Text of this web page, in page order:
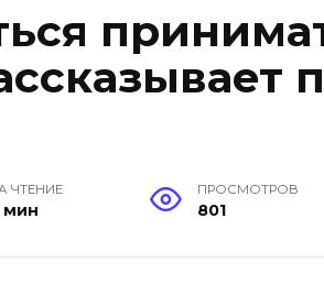
ЧТЕНИЕ
мин
ПРОСМОТРОВ
801